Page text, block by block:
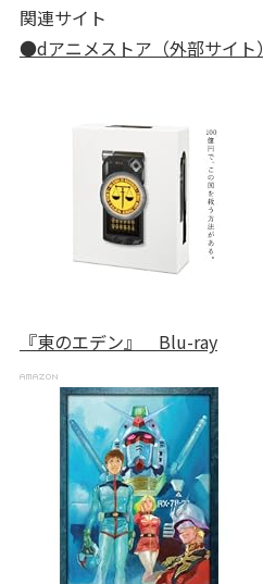
関連サイト
●dアニメストア（外部サイト）
『東のエデン』 Blu-ray